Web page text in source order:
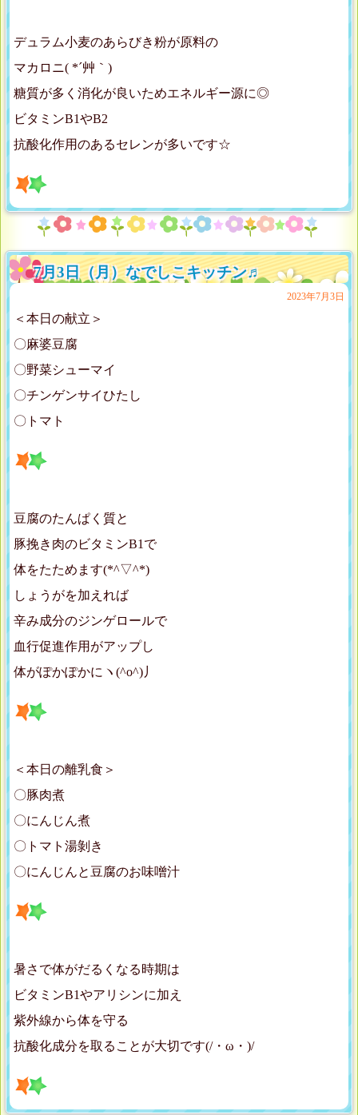
デュラム小麦のあらびき粉が原料の
マカロニ( *´艸｀)
糖質が多く消化が良いためエネルギー源に◎
ビタミンB1やB2
抗酸化作用のあるセレンが多いです☆
7月3日（月）なでしこキッチン♬
2023年7月3日
＜本日の献立＞
〇麻婆豆腐
〇野菜シューマイ
〇チンゲンサイひたし
〇トマト
豆腐のたんぱく質と
豚挽き肉のビタミンB1で
体をたためます(*^▽^*)
しょうがを加えれば
辛み成分のジンゲロールで
血行促進作用がアップし
体がぽかぽかにヽ(^o^)丿
＜本日の離乳食＞
〇豚肉煮
〇にんじん煮
〇トマト湯剝き
〇にんじんと豆腐のお味噌汁
暑さで体がだるくなる時期は
ビタミンB1やアリシンに加え
紫外線から体を守る
抗酸化成分を取ることが大切です(/・ω・)/